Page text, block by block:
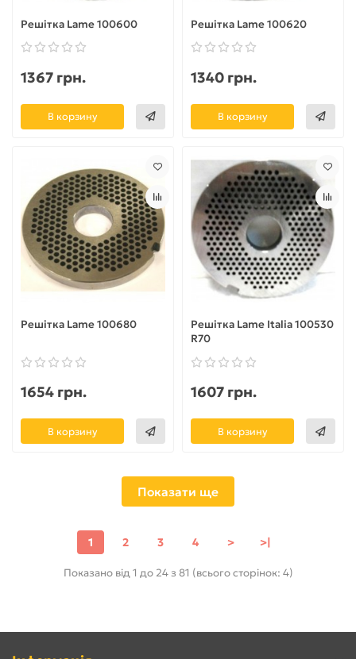
Решітка Lame 100600
1367 грн.
В корзину
Решітка Lame 100620
1340 грн.
В корзину
Решітка Lame 100680
1654 грн.
В корзину
Решітка Lame Italia 100530
R70
1607 грн.
В корзину
Показати ще
1 2 3 4 > >|
Показано від 1 до 24 з 81 (всього сторінок: 4)